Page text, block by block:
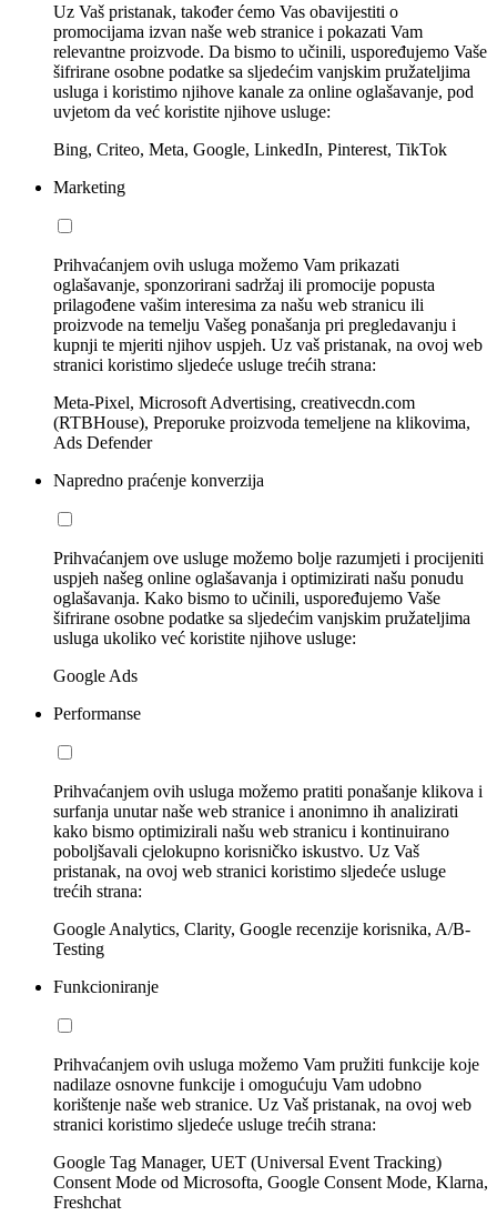
Uz Vaš pristanak, također ćemo Vas obavijestiti o
promocijama izvan naše web stranice i pokazati Vam
relevantne proizvode. Da bismo to učinili, uspoređujemo Vaše
šifrirane osobne podatke sa sljedećim vanjskim pružateljima
usluga i koristimo njihove kanale za online oglašavanje, pod
uvjetom da već koristite njihove usluge:
Bing, Criteo, Meta, Google, LinkedIn, Pinterest, TikTok
Marketing
Prihvaćanjem ovih usluga možemo Vam prikazati
oglašavanje, sponzorirani sadržaj ili promocije popusta
prilagođene vašim interesima za našu web stranicu ili
proizvode na temelju Vašeg ponašanja pri pregledavanju i
kupnji te mjeriti njihov uspjeh. Uz vaš pristanak, na ovoj web
stranici koristimo sljedeće usluge trećih strana:
Meta-Pixel, Microsoft Advertising, creativecdn.com
(RTBHouse), Preporuke proizvoda temeljene na klikovima,
Ads Defender
Napredno praćenje konverzija
Prihvaćanjem ove usluge možemo bolje razumjeti i procijeniti
uspjeh našeg online oglašavanja i optimizirati našu ponudu
oglašavanja. Kako bismo to učinili, uspoređujemo Vaše
šifrirane osobne podatke sa sljedećim vanjskim pružateljima
usluga ukoliko već koristite njihove usluge:
Google Ads
Performanse
Prihvaćanjem ovih usluga možemo pratiti ponašanje klikova i
surfanja unutar naše web stranice i anonimno ih analizirati
kako bismo optimizirali našu web stranicu i kontinuirano
poboljšavali cjelokupno korisničko iskustvo. Uz Vaš
pristanak, na ovoj web stranici koristimo sljedeće usluge
trećih strana:
Google Analytics, Clarity, Google recenzije korisnika, A/B-
Testing
Funkcioniranje
Prihvaćanjem ovih usluga možemo Vam pružiti funkcije koje
nadilaze osnovne funkcije i omogućuju Vam udobno
korištenje naše web stranice. Uz Vaš pristanak, na ovoj web
stranici koristimo sljedeće usluge trećih strana:
Google Tag Manager, UET (Universal Event Tracking)
Consent Mode od Microsofta, Google Consent Mode, Klarna,
Freshchat